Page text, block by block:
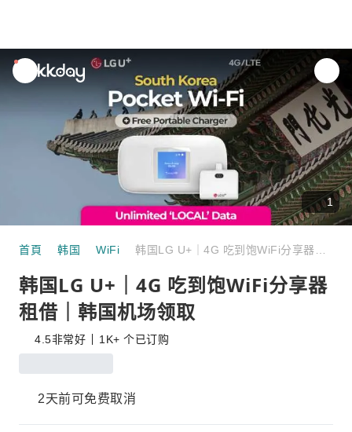
unread
notifications
1
首頁 韩国 WiFi
韩国LG U+｜4G 吃到饱WiFi分享器
租借｜韩国机场领取
4.5非常好 1K+ 个已订购
2天前可免费取消